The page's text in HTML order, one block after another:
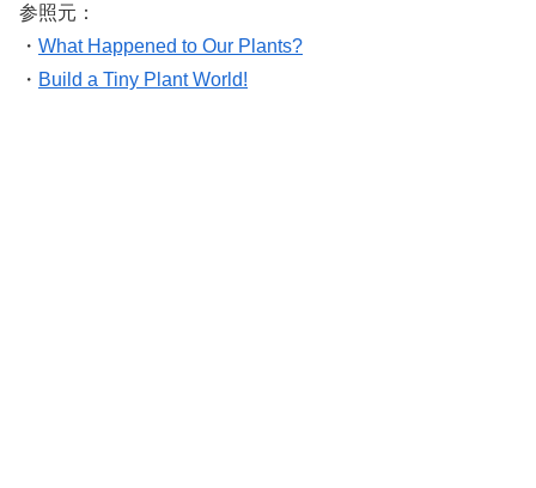
参照元：
・ What Happened to Our Plants?
・ Build a Tiny Plant World!